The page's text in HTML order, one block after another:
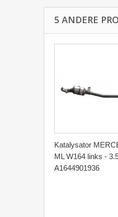
5 ANDERE
Katalysator
ML W164 links -
A1644901936